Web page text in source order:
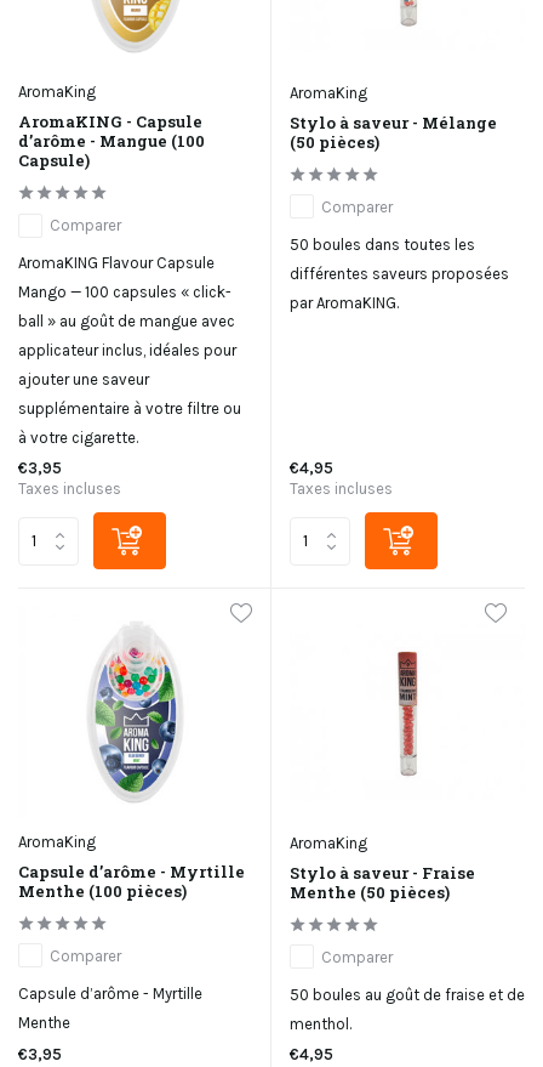
AromaKing
AromaKING - Capsule
d’arôme - Mangue (100
Capsule)
Comparer
AromaKING Flavour Capsule
Mango — 100 capsules « click-
ball » au goût de mangue avec
applicateur inclus, idéales pour
ajouter une saveur
supplémentaire à votre filtre ou
à votre cigarette.
€3,95
Taxes incluses
AromaKing
Stylo à saveur - Mélange
(50 pièces)
Comparer
50 boules dans toutes les
différentes saveurs proposées
par AromaKING.
€4,95
Taxes incluses
AromaKing
Capsule d’arôme - Myrtille
Menthe (100 pièces)
Comparer
Capsule d’arôme - Myrtille
Menthe
€3,95
AromaKing
Stylo à saveur - Fraise
Menthe (50 pièces)
Comparer
50 boules au goût de fraise et de
menthol.
€4,95